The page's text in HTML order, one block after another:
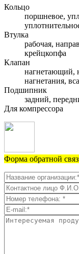
Кольцо
поршневое,
Втулка
рабочая,
крейцкопфа
Клапан
нагнетающий,
нагнетания,
Подшипник
задний,
Для компрессора
Форма обратной